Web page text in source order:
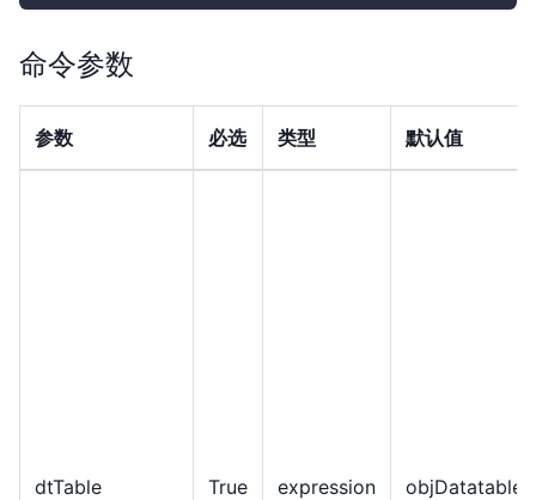
命令参数
参数 必选 类型 默认值
dtTable True expression objDatatable